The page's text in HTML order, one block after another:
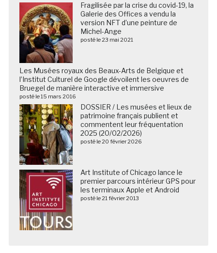
Fragilisée par la crise du covid-19, la
Galerie des Offices a vendu la
version NFT d’une peinture de
Michel-Ange
posté le 23 mai 2021
Les Musées royaux des Beaux-Arts de Belgique et
l’Institut Culturel de Google dévoilent les oeuvres de
Bruegel de manière interactive et immersive
posté le 15 mars 2016
DOSSIER / Les musées et lieux de
patrimoine français publient et
commentent leur fréquentation
2025 (20/02/2026)
posté le 20 février 2026
Art Institute of Chicago lance le
premier parcours intérieur GPS pour
les terminaux Apple et Android
posté le 21 février 2013